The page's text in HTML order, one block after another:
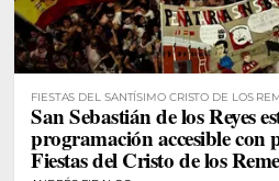
FIESTAS DEL SANTÍSIMO CRISTO DE LOS
San Sebastián de los Reyes
programación accesible con
Fiestas del Cristo de los